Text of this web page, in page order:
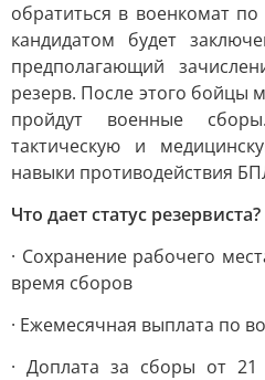
обратиться в военкомат
кандидатом будет
предполагающий
резерв. После этого бойцы
пройдут военные
тактическую и
навыки противодействия
Что дает статус резервиста?
· Сохранение рабочего
время сборов
· Ежемесячная выплата по
· Доплата за сборы от